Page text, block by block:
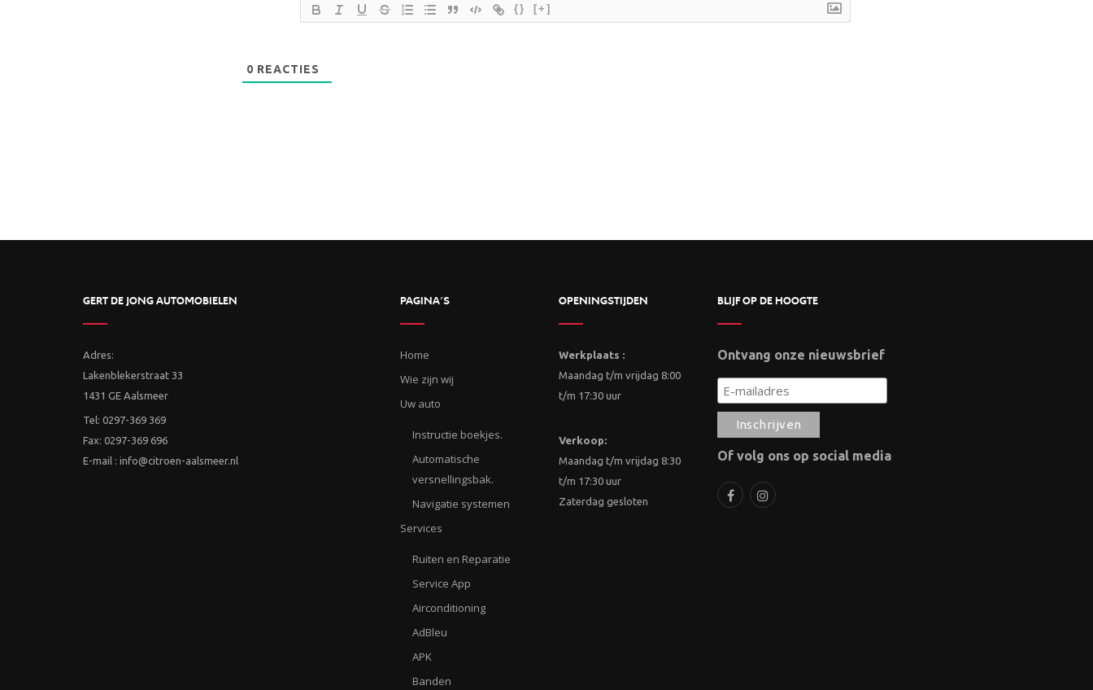
{} [+]
0 REACTIES
GERT DE JONG AUTOMOBIELEN
Adres:
Lakenblekerstraat 33
1431 GE Aalsmeer
Tel: 0297-369 369
Fax: 0297-369 696
E-mail : info@citroen-aalsmeer.nl
PAGINA’S
Home
Wie zijn wij
Uw auto
Instructie boekjes.
Automatische
versnellingsbak.
Navigatie systemen
Services
Ruiten en Reparatie
Service App
Airconditioning
AdBleu
APK
Banden
OPENINGSTIJDEN
Werkplaats :
Maandag t/m vrijdag 8:00
t/m 17:30 uur
Verkoop:
Maandag t/m vrijdag 8:30
t/m 17:30 uur
Zaterdag gesloten
BLIJF OP DE HOOGTE
Ontvang onze nieuwsbrief
Of volg ons op social media